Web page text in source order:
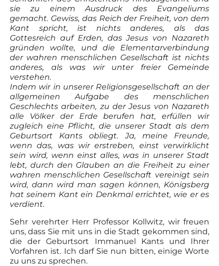
sie zu einem Ausdruck des Evangeliums
gemacht. Gewiss, das Reich der Freiheit, von dem
Kant spricht, ist nichts anderes, als das
Gottesreich auf Erden, das Jesus von Nazareth
gründen wollte, und die Elementarverbindung
der wahren menschlichen Gesellschaft ist nichts
anderes, als was wir unter freier Gemeinde
verstehen.
Indem wir in unserer Religionsgesellschaft an der
allgemeinen Aufgabe des menschlichen
Geschlechts arbeiten, zu der Jesus von Nazareth
alle Völker der Erde berufen hat, erfüllen wir
zugleich eine Pflicht, die unserer Stadt als dem
Geburtsort Kants obliegt. Ja, meine Freunde,
wenn das, was wir erstreben, einst verwirklicht
sein wird, wenn einst alles, was in unserer Stadt
lebt, durch den Glauben an die Freiheit zu einer
wahren menschlichen Gesellschaft vereinigt sein
wird, dann wird man sagen können, Königsberg
hat seinem Kant ein Denkmal errichtet, wie er es
verdient.
Sehr verehrter Herr Professor Kollwitz, wir freuen
uns, dass Sie mit uns in die Stadt gekommen sind,
die der Geburtsort Immanuel Kants und Ihrer
Vorfahren ist. Ich darf Sie nun bitten, einige Worte
zu uns zu sprechen.